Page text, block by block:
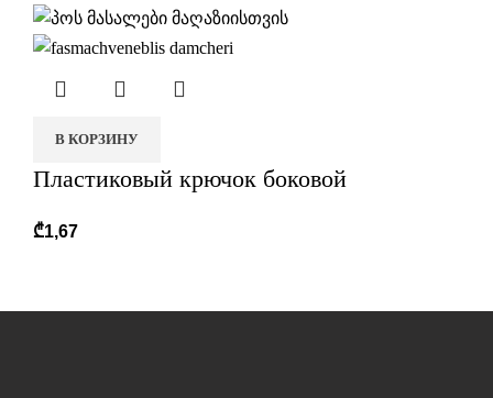
В КОРЗИНУ
Пластиковый крючок боковой
₾1,67